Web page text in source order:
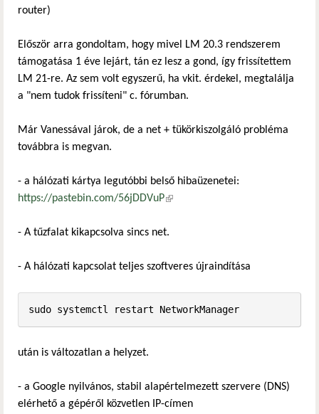
router)
Először arra gondoltam, hogy mivel LM 20.3 rendszerem
támogatása 1 éve lejárt, tán ez lesz a gond, így frissítettem
LM 21-re. Az sem volt egyszerű, ha vkit. érdekel, megtalálja
a "nem tudok frissíteni" c. fórumban.
Már Vanessával járok, de a net + tükörkiszolgáló probléma
továbbra is megvan.
- a hálózati kártya legutóbbi belső hibaüzenetei:
https://pastebin.com/56jDDVuP(külső hivatkozás)
- A tűzfalat kikapcsolva sincs net.
- A hálózati kapcsolat teljes szoftveres újraindítása
sudo systemctl restart NetworkManager
után is változatlan a helyzet.
- a Google nyilvános, stabil alapértelmezett szervere (DNS)
elérhető a gépéről közvetlen IP-címen